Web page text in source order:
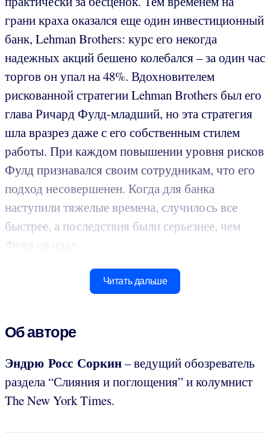
грани краха оказался еще один инвестиционный
банк, Lehman Brothers: курс его некогда
надежных акций бешено колебался – за один час
торгов он упал на 48%. Вдохновителем
рискованной стратегии Lehman Brothers был его
глава Ричард Фулд-младший, но эта стратегия
шла вразрез даже с его собственным стилем
работы. При каждом повышении уровня рисков
Фулд признавался своим сотрудникам, что его
подход несовершенен. Когда для банка
наступили тяжелые времена, случилось все
быстрее, а последствия были серьезнее, чем
Фулд ожидал.
Читать дальше
Об авторе
Эндрю Росс Соркин– ведущий обозреватель
раздела “Слияния и поглощения” и колумнист
The New York Times.